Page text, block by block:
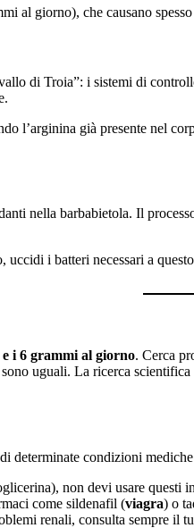
al giorno), che causano
di Troia”: i sistemi di
l’arginina già presente nel
nella barbabietola. Il
i batteri necessari a
e i 6 grammi al giorno. Cerca
uguali. La ricerca scientifica
determinate condizioni
non devi usare questi
come sildenafil (viagra) o
renali, consulta sempre il